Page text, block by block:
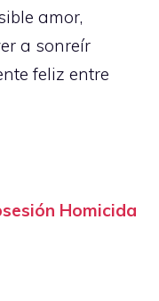
amor,
a sonreír
feliz entre
Homicida